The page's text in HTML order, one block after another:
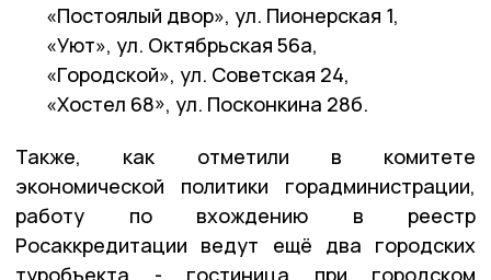
«Постоялый двор», ул. Пионерская 1,
«Уют», ул. Октябрьская 56а,
«Городской», ул. Советская 24,
«Хостел 68», ул. Посконкина 28б.
Также, как отметили в комитете
экономической политики горадминистрации,
работу по вхождению в реестр
Росаккредитации ведут ещё два городских
туробъекта - гостиница при городском